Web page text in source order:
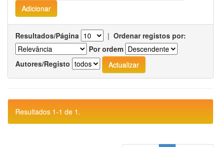
Resultados/Página | Ordenar registos por:
Por ordem
Autores/Registo
Resultados 1-1 de 1.